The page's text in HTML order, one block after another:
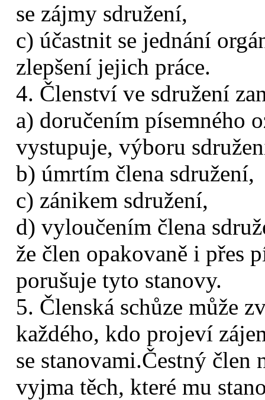
se zájmy sdružení,
c) účastnit se jednání
zlepšení jejich práce.
4. Členství ve sdružení
a) doručením písemného
vystupuje, výboru
b) úmrtím člena sdružení,
c) zánikem sdružení,
d) vyloučením člena
že člen opakovaně i přes
porušuje tyto stanovy.
5. Členská schůze může
každého, kdo projeví
se stanovami.Čestný člen
vyjma těch, které mu